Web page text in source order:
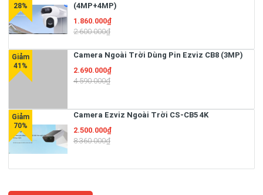
(4MP+4MP)
1.860.000₫
2.600.000₫
Camera Ngoài Trời Dùng Pin Ezviz CB8 (3MP)
2.690.000₫
4.590.000₫
Camera Ezviz Ngoài Trời CS-CB5 4K
2.500.000₫
8.360.000₫